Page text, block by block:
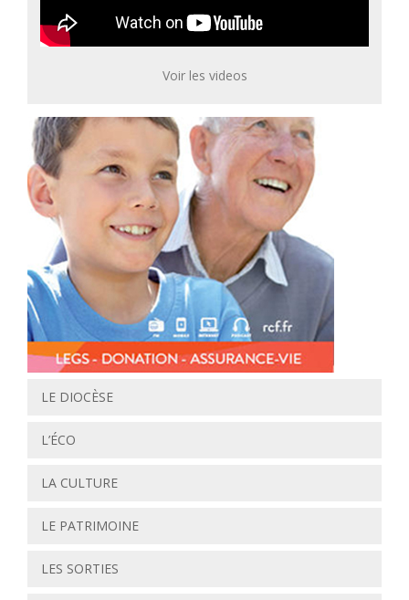
Voir les videos
LE DIOCÈSE
L’ÉCO
LA CULTURE
LE PATRIMOINE
LES SORTIES